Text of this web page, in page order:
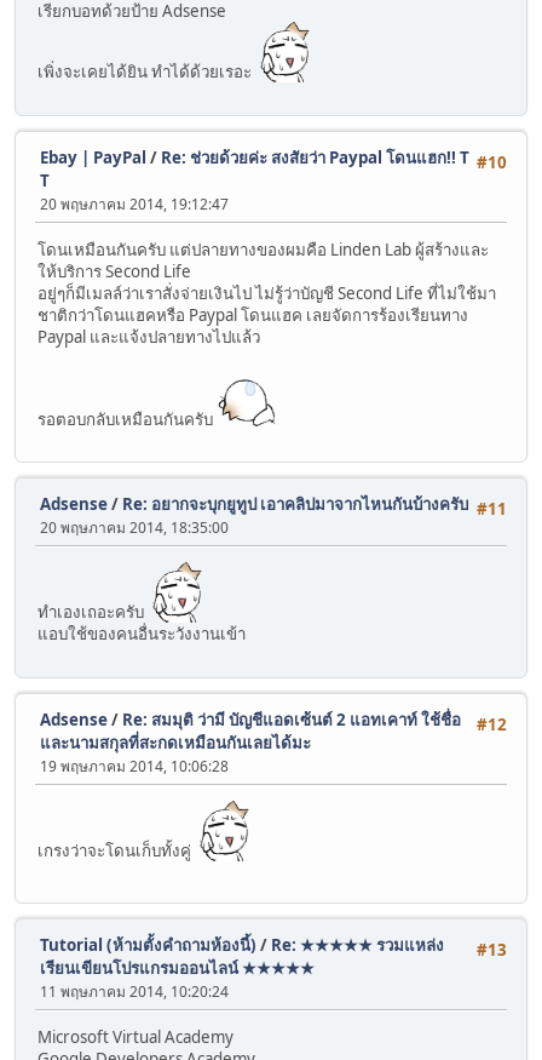
เรียกบอทด้วยป้าย Adsense
เพิ่งจะเคยได้ยิน ทำได้ด้วยเรอะ
#10
Ebay | PayPal / Re: ช่วยด้วยค่ะ สงสัยว่า Paypal โดนแฮก!! T
T
20 พฤษภาคม 2014, 19:12:47
โดนเหมือนกันครับ แต่ปลายทางของผมคือ Linden Lab ผู้สร้างและ
ให้บริการ Second Life
อยู่ๆก็มีเมลล์ว่าเราสั่งจ่ายเงินไป ไม่รู้ว่าบัญชี Second Life ที่ไม่ใช้มา
ชาติกว่าโดนแฮคหรือ Paypal โดนแฮค เลยจัดการร้องเรียนทาง
Paypal และแจ้งปลายทางไปแล้ว
รอตอบกลับเหมือนกันครับ
#11
Adsense/ Re: อยากจะบุกยูทูป เอาคลิปมาจากไหนกันบ้างครับ
20 พฤษภาคม 2014, 18:35:00
ทำเองเถอะครับ
แอบใช้ของคนอื่นระวังงานเข้า
#12
Adsense/ Re: สมมุติ ว่ามี บัญชีแอดเซ้นต์ 2 แอทเคาท์ ใช้ชื่อ
และนามสกุลที่สะกดเหมือนกันเลยได้มะ
19 พฤษภาคม 2014, 10:06:28
เกรงว่าจะโดนเก็บทั้งคู่
#13
Tutorial (ห้ามตั้งคำถามห้องนี้) / Re: ★★★★★ รวมแหล่ง
เรียนเขียนโปรแกรมออนไลน์ ★★★★★
11 พฤษภาคม 2014, 10:20:24
Microsoft Virtual Academy